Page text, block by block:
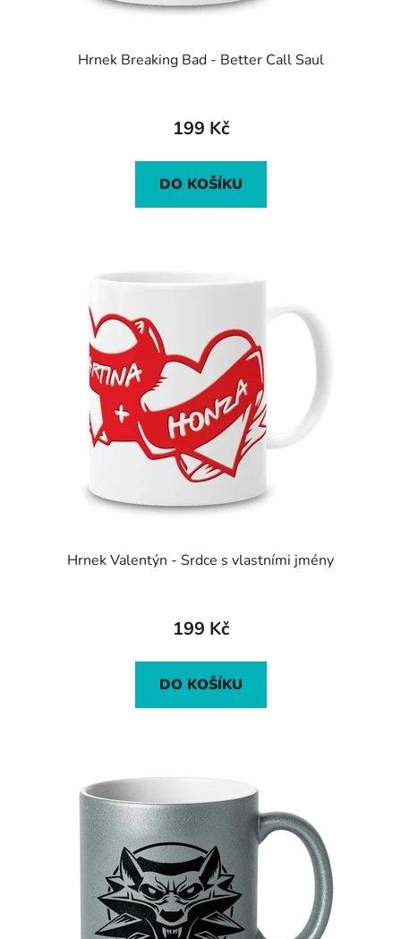
Hrnek Breaking Bad - Better Call Saul
199 Kč
DO KOŠÍKU
Hrnek Valentýn - Srdce s vlastními jmény
hodnocení
je
5,0
199 Kč
DO KOŠÍKU